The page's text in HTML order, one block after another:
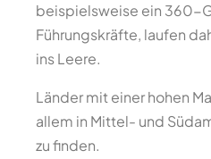
beispielsweise ein 360-
Führungskräfte, laufen
ins Leere.
Länder mit einer hohen
allem in Mittel- und
zu finden.